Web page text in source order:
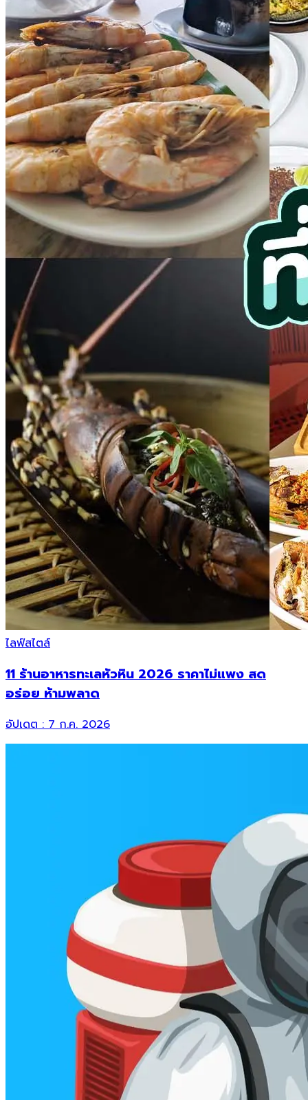
ไลฟ์สไตล์
11 ร้านอาหารทะเลหัวหิน 2026 ราคาไม่แพง สด
อร่อย ห้ามพลาด
อัปเดต :7 ก.ค. 2026